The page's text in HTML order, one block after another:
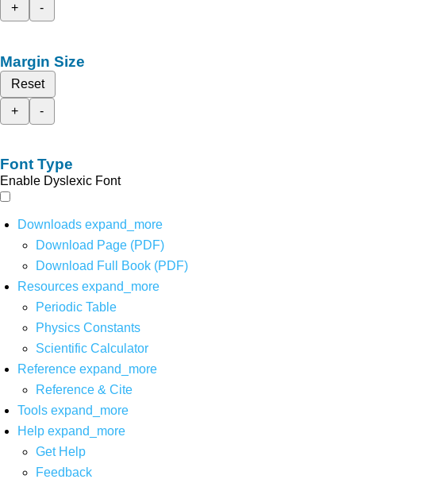
+
-
Margin Size
Reset
+
-
Font Type
Enable Dyslexic Font
Downloads expand_more
Download Page (PDF)
Download Full Book (PDF)
Resources expand_more
Periodic Table
Physics Constants
Scientific Calculator
Reference expand_more
Reference & Cite
Tools expand_more
Help expand_more
Get Help
Feedback